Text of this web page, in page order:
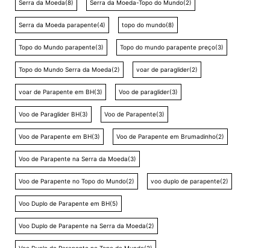
Serra da Moeda(8) Serra da Moeda-Topo do Mundo(2)
Serra da Moeda parapente(4) topo do mundo(8)
Topo do Mundo parapente(3) Topo do mundo parapente preço(3)
Topo do Mundo Serra da Moeda(2) voar de paraglider(2)
voar de Parapente em BH(3) Voo de paraglider(3)
Voo de Paraglider BH(3) Voo de Parapente(3)
Voo de Parapente em BH(3) Voo de Parapente em Brumadinho(2)
Voo de Parapente na Serra da Moeda(3)
Voo de Parapente no Topo do Mundo(2) voo duplo de parapente(2)
Voo Duplo de Parapente em BH(5)
Voo Duplo de Parapente na Serra da Moeda(2)